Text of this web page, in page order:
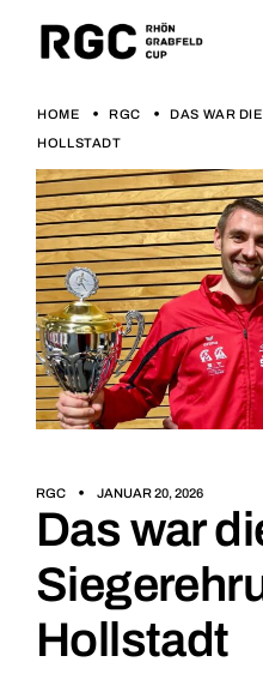
HOME RGC
DAS WAR
HOLLSTADT
RGC JANUAR 20, 2026
Das war
Hollstadt